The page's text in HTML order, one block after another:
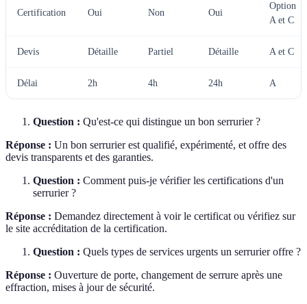
Certification Oui Non Oui
Option
A et C
Devis Détaille Partiel Détaille A et C
Délai 2h 4h 24h A
Question : Qu'est-ce qui distingue un bon serrurier ?
Réponse : Un bon serrurier est qualifié, expérimenté, et offre des
devis transparents et des garanties.
Question : Comment puis-je vérifier les certifications d'un
serrurier ?
Réponse : Demandez directement à voir le certificat ou vérifiez sur
le site accréditation de la certification.
Question : Quels types de services urgents un serrurier offre ?
Réponse : Ouverture de porte, changement de serrure après une
effraction, mises à jour de sécurité.